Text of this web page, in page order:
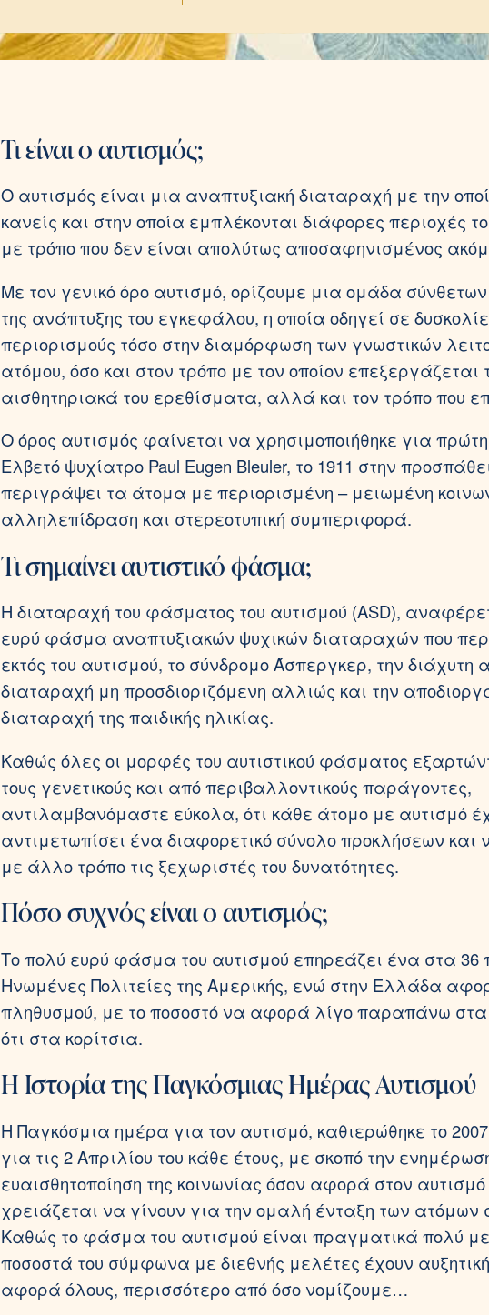
Τι είναι ο αυτισμός;
Ο αυτισμός είναι μια αναπτυξιακή διαταραχή με την
κανείς και στην οποία εμπλέκονται διάφορες περιοχές
με τρόπο που δεν είναι απολύτως αποσαφηνισμένος
Με τον γενικό όρο αυτισμό, ορίζουμε μια ομάδα
της ανάπτυξης του εγκεφάλου, η οποία οδηγεί σε
περιορισμούς τόσο στην διαμόρφωση των γνωστικών
ατόμου, όσο και στον τρόπο με τον οποίον επεξεργάζεται
αισθητηριακά του ερεθίσματα, αλλά και τον τρόπο που
Ο όρος αυτισμός φαίνεται να χρησιμοποιήθηκε για
Ελβετό ψυχίατρο Paul Eugen Bleuler, το 1911 στην
περιγράψει τα άτομα με περιορισμένη – μειωμένη
αλληλεπίδραση και στερεοτυπική συμπεριφορά.
Τι σημαίνει αυτιστικό φάσμα;
Η διαταραχή του φάσματος του αυτισμού (ASD),
ευρύ φάσμα αναπτυξιακών ψυχικών διαταραχών που
εκτός του αυτισμού, το σύνδρομο Άσπεργκερ, την διάχυτη
διαταραχή μη προσδιοριζόμενη αλλιώς και την
διαταραχή της παιδικής ηλικίας.
Καθώς όλες οι μορφές του αυτιστικού φάσματος
τους γενετικούς και από περιβαλλοντικούς παράγοντες,
αντιλαμβανόμαστε εύκολα, ότι κάθε άτομο με αυτισμό
αντιμετωπίσει ένα διαφορετικό σύνολο προκλήσεων και
με άλλο τρόπο τις ξεχωριστές του δυνατότητες.
Πόσο συχνός είναι ο αυτισμός;
Το πολύ ευρύ φάσμα του αυτισμού επηρεάζει ένα στα 36
Ηνωμένες Πολιτείες της Αμερικής, ενώ στην Ελλάδα
πληθυσμού, με το ποσοστό να αφορά λίγο παραπάνω
ότι στα κορίτσια.
Η Ιστορία της Παγκόσμιας Ημέρας Αυτισμού
Η Παγκόσμια ημέρα για τον αυτισμό, καθιερώθηκε το
για τις 2 Απριλίου του κάθε έτους, με σκοπό την
ευαισθητοποίηση της κοινωνίας όσον αφορά στον
χρειάζεται να γίνουν για την ομαλή ένταξη των ατόμων
Καθώς το φάσμα του αυτισμού είναι πραγματικά πολύ
ποσοστά του σύμφωνα με διεθνής μελέτες έχουν
αφορά όλους, περισσότερο από όσο νομίζουμε…